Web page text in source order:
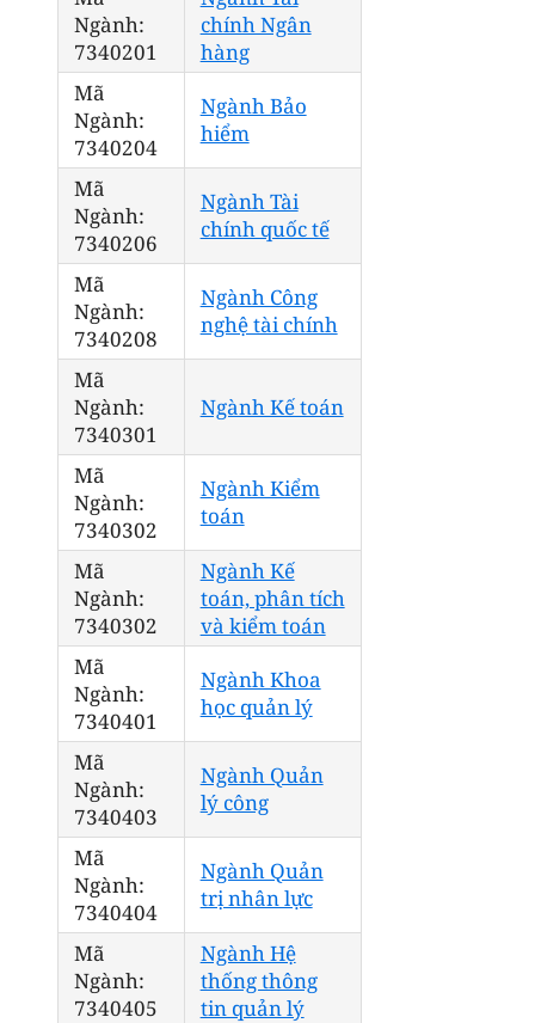
Ngành:
7340201
chính Ngân
hàng
Mã
Ngành:
7340204
Ngành Bảo
hiểm
Mã
Ngành:
7340206
Ngành Tài
chính quốc tế
Mã
Ngành:
7340208
Ngành Công
nghệ tài chính
Mã
Ngành:
7340301
Ngành Kế toán
Mã
Ngành:
7340302
Ngành Kiểm
toán
Mã
Ngành:
7340302
Ngành Kế
toán, phân tích
và kiểm toán
Mã
Ngành:
7340401
Ngành Khoa
học quản lý
Mã
Ngành:
7340403
Ngành Quản
lý công
Mã
Ngành:
7340404
Ngành Quản
trị nhân lực
Mã
Ngành:
7340405
Ngành Hệ
thống thông
tin quản lý